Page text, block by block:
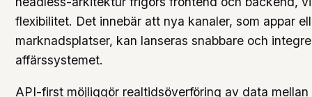
flexibilitet. Det innebär att nya kanaler, som appar
marknadsplatser, kan lanseras snabbare och
affärssystemet.
API-first möjliggör realtidsöverföring av data mellan